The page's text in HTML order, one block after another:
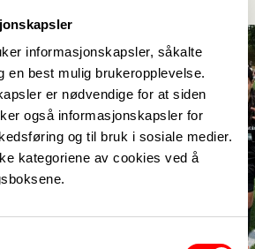
informasjonskapsler, såkalte
en best mulig brukeropplevelse.
er nødvendige for at siden
også informasjonskapsler for
og til bruk i sosiale medier.
kategoriene av cookies ved å